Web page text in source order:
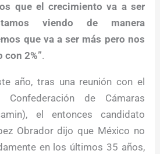
que el crecimiento va a ser
viendo de manera
que va a ser más pero nos
con 2%”.
año, tras una reunión con el
de Cámaras
el entonces candidato
Obrador dijo que México no
en los últimos 35 años,